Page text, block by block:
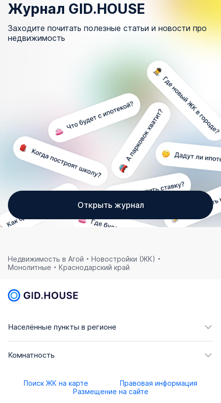
Журнал GID.HOUSE
Заходите почитать полезные статьи и новости про
недвижимость
Открыть журнал
Недвижимость в Агой
Новостройки (ЖК)
Монолитные
Краснодарский край
Населённые пункты в регионе
Комнатность
Поиск ЖК на карте
Правовая информация
Размещение на сайте